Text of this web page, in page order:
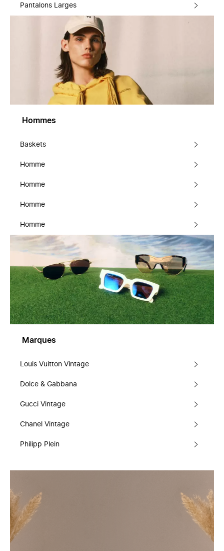
Pantalons Larges
Hommes
Baskets
Homme
Homme
Homme
Homme
Marques
Louis Vuitton Vintage
Dolce & Gabbana
Gucci Vintage
Chanel Vintage
Philipp Plein